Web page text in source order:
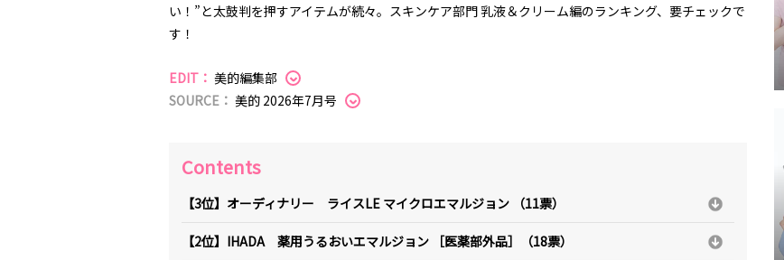
い！”と太鼓判を押すアイテムが続々。スキンケア部門 乳液＆クリーム編のランキング、要チェックで
す！
EDIT： 美的編集部
SOURCE： 美的 2026年7月号
Contents
【3位】オーディナリー ライスLE マイクロエマルジョン （11票）
【2位】IHADA 薬用うるおいエマルジョン ［医薬部外品］（18票）